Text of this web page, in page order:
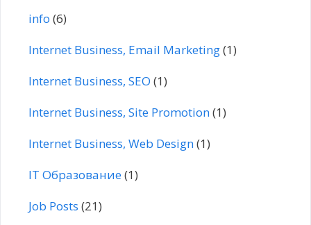
info (6)
Internet Business, Email Marketing(1)
Internet Business, SEO (1)
Internet Business, Site Promotion(1)
Internet Business, Web Design(1)
IT Образование(1)
Job Posts (21)